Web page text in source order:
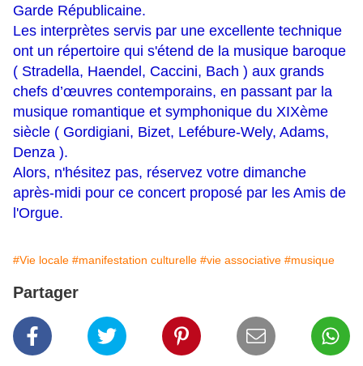
Garde Républicaine.
Les interprètes servis par une excellente technique
ont un répertoire qui s'étend de la musique baroque
( Stradella, Haendel, Caccini, Bach ) aux grands
chefs d’œuvres contemporains, en passant par la
musique romantique et symphonique du XIXème
siècle ( Gordigiani, Bizet, Lefébure-Wely, Adams,
Denza ).
Alors, n'hésitez pas, réservez votre dimanche
après-midi pour ce concert proposé par les Amis de
l'Orgue.
#Vie locale #manifestation culturelle #vie associative #musique
Partager